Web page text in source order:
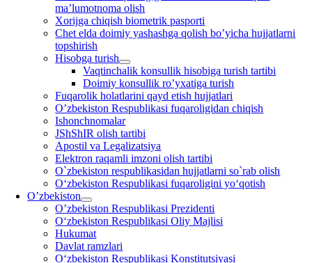
ma’lumotnoma olish
Xorijga chiqish biometrik pasporti
Chet elda doimiy yashashga qolish bo’yicha hujjatlarni
topshirish
Hisobga turish
Vaqtinchalik konsullik hisobiga turish tartibi
Doimiy konsullik ro’yxatiga turish
Fuqarolik holatlarini qayd etish hujjatlari
O’zbekiston Respublikasi fuqaroligidan chiqish
Ishonchnomalar
JShShIR olish tartibi
Apostil va Legalizatsiya
Elektron raqamli imzoni olish tartibi
O`zbekiston respublikasidan hujjatlarni so`rab olish
O‘zbekiston Respublikasi fuqaroligini yo‘qotish
O’zbekiston
O’zbekiston Respublikasi Prezidenti
O‘zbekiston Respublikasi Oliy Majlisi
Hukumat
Davlat ramzlari
O‘zbekiston Respublikasi Konstitutsiyasi